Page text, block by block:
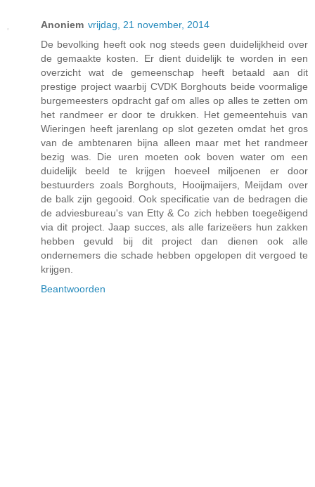
Anoniem vrijdag, 21 november, 2014
De bevolking heeft ook nog steeds geen duidelijkheid over
de gemaakte kosten. Er dient duidelijk te worden in een
overzicht wat de gemeenschap heeft betaald aan dit
prestige project waarbij CVDK Borghouts beide voormalige
burgemeesters opdracht gaf om alles op alles te zetten om
het randmeer er door te drukken. Het gemeentehuis van
Wieringen heeft jarenlang op slot gezeten omdat het gros
van de ambtenaren bijna alleen maar met het randmeer
bezig was. Die uren moeten ook boven water om een
duidelijk beeld te krijgen hoeveel miljoenen er door
bestuurders zoals Borghouts, Hooijmaijers, Meijdam over
de balk zijn gegooid. Ook specificatie van de bedragen die
de adviesbureau's van Etty & Co zich hebben toegeëigend
via dit project. Jaap succes, als alle farizeëers hun zakken
hebben gevuld bij dit project dan dienen ook alle
ondernemers die schade hebben opgelopen dit vergoed te
krijgen.
Beantwoorden